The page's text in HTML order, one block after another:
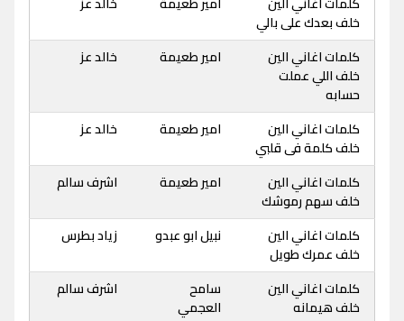
خلف بعدك على بالي
كلمات اغاني الين
خلف اللي عملت
حسابه
امير طعيمة خالد عز
كلمات اغاني الين
خلف كلمة فى قلبي
امير طعيمة خالد عز
كلمات اغاني الين
خلف سهم رموشك
امير طعيمة اشرف سالم
كلمات اغاني الين
خلف عمرك طويل
نبيل ابو عبدو زياد بطرس
كلمات اغاني الين
خلف هيمانه
سامح
العجمي
اشرف سالم